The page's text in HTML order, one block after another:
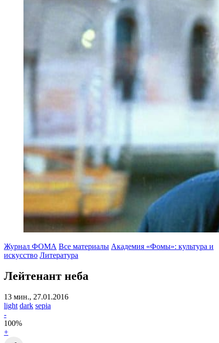
Журнал ФОМА Все материалы Академия «Фомы»: культура и
искусство Литература
Лейтенант неба
13 мин., 27.01.2016
light dark sepia
-
100%
+